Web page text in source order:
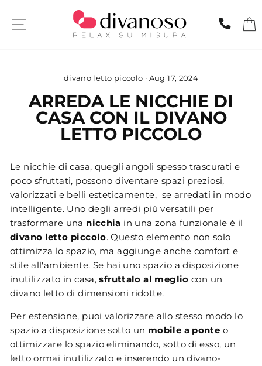
SITE NAVIGATION
divano letto piccolo · Aug 17, 2024
ARREDA LE NICCHIE DI
CASA CON IL DIVANO
LETTO PICCOLO
Le nicchie di casa, quegli angoli spesso trascurati e
poco sfruttati, possono diventare spazi preziosi,
valorizzati e belli esteticamente, se arredati in modo
intelligente. Uno degli arredi più versatili per
trasformare una nicchia in una zona funzionale è il
divano letto piccolo. Questo elemento non solo
ottimizza lo spazio, ma aggiunge anche comfort e
stile all'ambiente. Se hai uno spazio a disposizione
inutilizzato in casa,sfruttalo al meglio con un
divano letto di dimensioni ridotte.
Per estensione, puoi valorizzare allo stesso modo lo
spazio a disposizione sotto un mobile a ponte o
ottimizzare lo spazio eliminando, sotto di esso, un
letto ormai inutilizzato e inserendo un divano-